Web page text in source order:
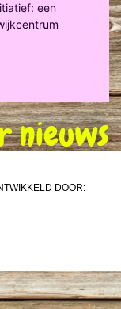
een
nieuws
DOOR: